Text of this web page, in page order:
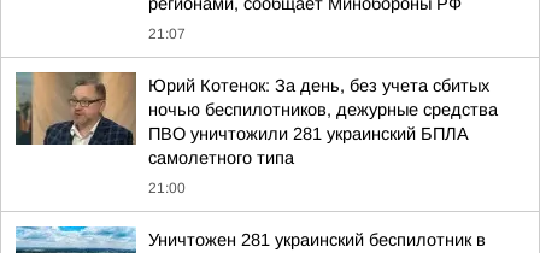
21:07
Юрий Котенок: За день, без учета сбитых
ночью беспилотников, дежурные средства
ПВО уничтожили 281 украинский БПЛА
самолетного типа
21:00
Уничтожен 281 украинский беспилотник в